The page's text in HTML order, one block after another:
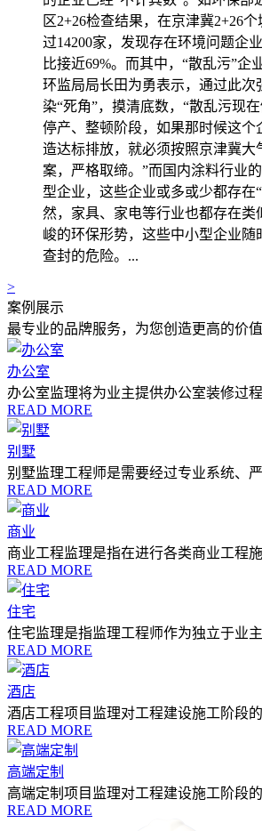
区2+26检查结果，在京津冀2+26
过14200家，发现存在环境问题企
比接近69%。而其中，“散乱污”企
环监局局长田为勇表示，通过此次
染“死角”，摸清底数，“散乱污现
停产、整顿阶段，如果那时候这个
造达标排放，就必须按照京津冀大
案，严格取缔。”而国内涂料行业
型企业，这些企业或多或少都存在
然，家具、家电等行业也都存在类
峻的环保形势，这些中小型企业随
查封的危险。...
>
案例展示
最专业的品牌服务，为您创造更高的价值
办公室
办公室监理将为业主提供办公室装修过
READ MORE
别墅
别墅监理工程师是需要经过专业系统、
READ MORE
商业
商业工程监理是指在进行各类商业工程
READ MORE
住宅
住宅监理是指监理工程师作为独立于业
READ MORE
酒店
酒店工程项目监理对工程建设施工阶段
READ MORE
高端定制
高端定制项目监理对工程建设施工阶段
READ MORE